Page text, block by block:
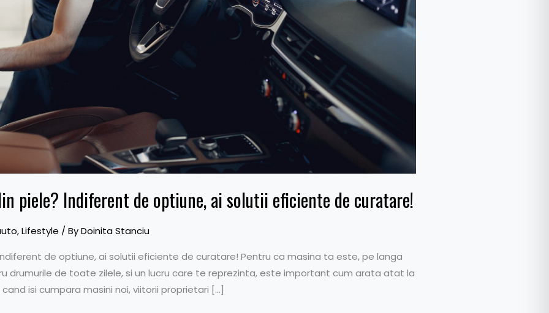
piele? Indiferent de optiune, ai solutii eficiente de curatare!
,Lifestyle / ByDoinita Stanciu
de optiune, ai solutii eficiente de curatare! Pentru ca masina ta este, pe langa
drumurile de toate zilele, si un lucru care te reprezinta, este important cum arata atat la
isi cumpara masini noi, viitorii proprietari […]